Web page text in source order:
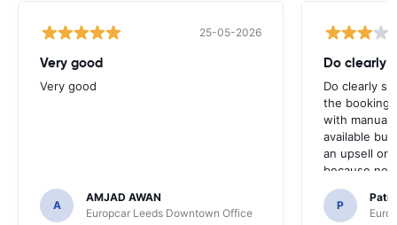
25-05-2026
Very good
Very good
A
AMJAD AWAN
Europcar Leeds Downtown Office
Do clearly
Do clearly
the booking
with manual
available
an upsell or
because no
time of
P